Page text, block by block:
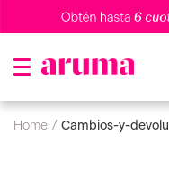
cambios-y-